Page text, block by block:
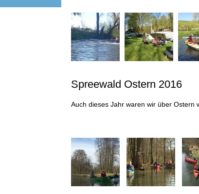
Spreewald Ostern 2016
Auch dieses Jahr waren wir über Ostern